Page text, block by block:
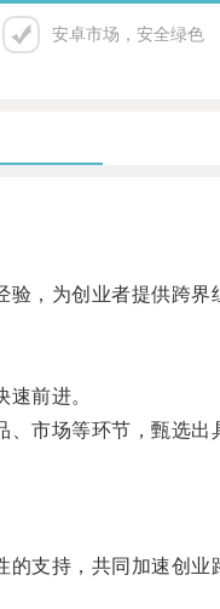
安卓市场，安全绿色
为创业者提供跨界
前进。
场等环节，甄选出
支持，共同加速创业